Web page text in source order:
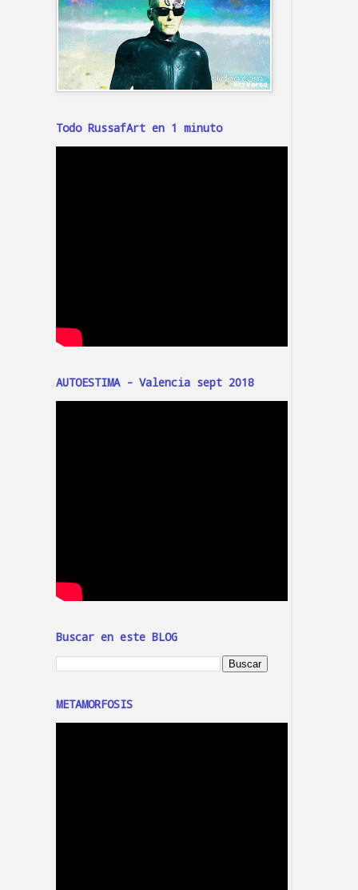
Todo RussafArt en 1 minuto
AUTOESTIMA - Valencia sept 2018
Buscar en este BLOG
METAMORFOSIS